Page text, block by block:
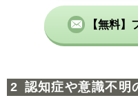
【無料】
認知症や意識不明